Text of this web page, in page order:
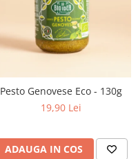
Pesto Genovese Eco - 130g
19,90 Lei
ADAUGA IN COS